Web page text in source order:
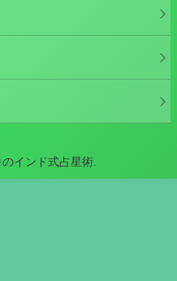
インド式占星術.